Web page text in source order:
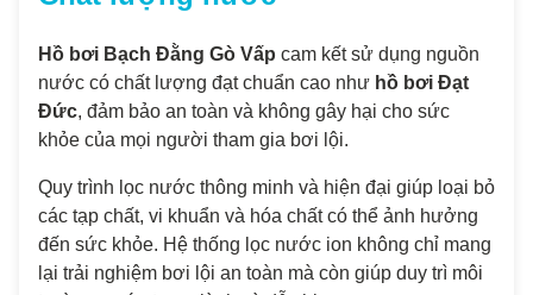
Hồ bơi Bạch Đằng Gò Vấp cam kết sử dụng nguồn
nước có chất lượng đạt chuẩn cao như hồ bơi Đạt
Đức, đảm bảo an toàn và không gây hại cho sức
khỏe của mọi người tham gia bơi lội.
Quy trình lọc nước thông minh và hiện đại giúp loại bỏ
các tạp chất, vi khuẩn và hóa chất có thể ảnh hưởng
đến sức khỏe. Hệ thống lọc nước ion không chỉ mang
lại trải nghiệm bơi lội an toàn mà còn giúp duy trì môi